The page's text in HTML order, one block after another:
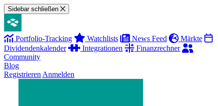
Sidebar schließen
Portfolio-Tracking Watchlists News Feed
Märkte
Dividendenkalender
Integrationen
Finanzrechner
Community
Blog
Registrieren Anmelden